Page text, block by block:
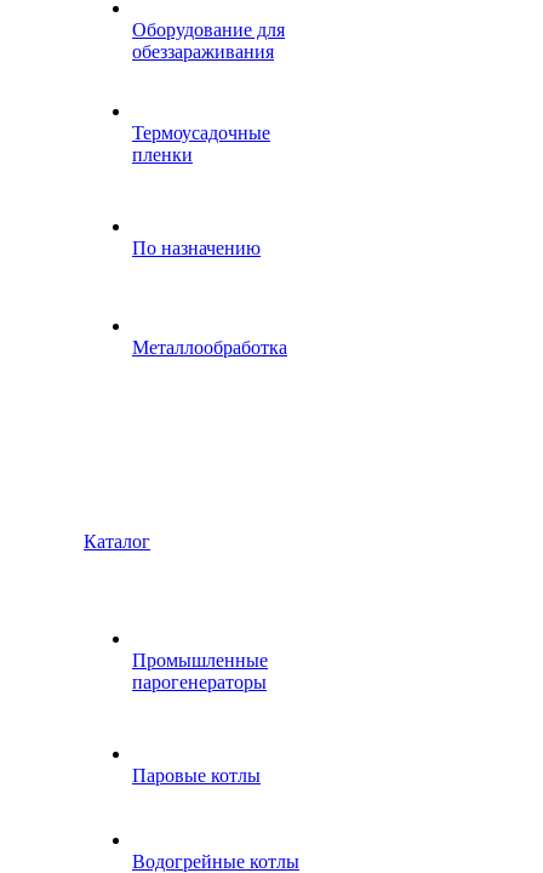
Оборудование для
обеззараживания
Термоусадочные
пленки
По назначению
Металлообработка
Каталог
Промышленные
парогенераторы
Паровые котлы
Водогрейные котлы